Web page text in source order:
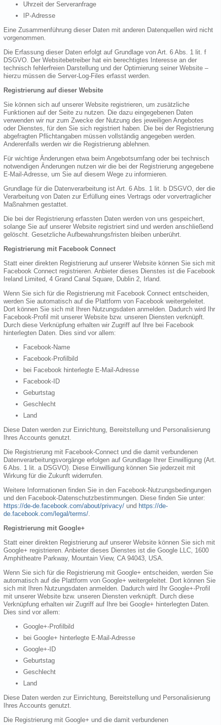
Uhrzeit der Serveranfrage
IP-Adresse
Eine Zusammenführung dieser Daten mit anderen Datenquellen wird nicht
vorgenommen.
Die Erfassung dieser Daten erfolgt auf Grundlage von Art. 6 Abs. 1 lit. f
DSGVO. Der Websitebetreiber hat ein berechtigtes Interesse an der
technisch fehlerfreien Darstellung und der Optimierung seiner Website –
hierzu müssen die Server-Log-Files erfasst werden.
Registrierung auf dieser Website
Sie können sich auf unserer Website registrieren, um zusätzliche
Funktionen auf der Seite zu nutzen. Die dazu eingegebenen Daten
verwenden wir nur zum Zwecke der Nutzung des jeweiligen Angebotes
oder Dienstes, für den Sie sich registriert haben. Die bei der Registrierung
abgefragten Pflichtangaben müssen vollständig angegeben werden.
Anderenfalls werden wir die Registrierung ablehnen.
Für wichtige Änderungen etwa beim Angebotsumfang oder bei technisch
notwendigen Änderungen nutzen wir die bei der Registrierung angegebene
E-Mail-Adresse, um Sie auf diesem Wege zu informieren.
Grundlage für die Datenverarbeitung ist Art. 6 Abs. 1 lit. b DSGVO, der die
Verarbeitung von Daten zur Erfüllung eines Vertrags oder vorvertraglicher
Maßnahmen gestattet.
Die bei der Registrierung erfassten Daten werden von uns gespeichert,
solange Sie auf unserer Website registriert sind und werden anschließend
gelöscht. Gesetzliche Aufbewahrungsfristen bleiben unberührt.
Registrierung mit Facebook Connect
Statt einer direkten Registrierung auf unserer Website können Sie sich mit
Facebook Connect registrieren. Anbieter dieses Dienstes ist die Facebook
Ireland Limited, 4 Grand Canal Square, Dublin 2, Irland.
Wenn Sie sich für die Registrierung mit Facebook Connect entscheiden,
werden Sie automatisch auf die Plattform von Facebook weitergeleitet.
Dort können Sie sich mit Ihren Nutzungsdaten anmelden. Dadurch wird Ihr
Facebook-Profil mit unserer Website bzw. unseren Diensten verknüpft.
Durch diese Verknüpfung erhalten wir Zugriff auf Ihre bei Facebook
hinterlegten Daten. Dies sind vor allem:
Facebook-Name
Facebook-Profilbild
bei Facebook hinterlegte E-Mail-Adresse
Facebook-ID
Geburtstag
Geschlecht
Land
Diese Daten werden zur Einrichtung, Bereitstellung und Personalisierung
Ihres Accounts genutzt.
Die Registrierung mit Facebook-Connect und die damit verbundenen
Datenverarbeitungsvorgänge erfolgen auf Grundlage Ihrer Einwilligung (Art.
6 Abs. 1 lit. a DSGVO). Diese Einwilligung können Sie jederzeit mit
Wirkung für die Zukunft widerrufen.
Weitere Informationen finden Sie in den Facebook-Nutzungsbedingungen
und den Facebook-Datenschutzbestimmungen. Diese finden Sie unter:
https://de-de.facebook.com/about/privacy/ und https://de-
de.facebook.com/legal/terms/.
Registrierung mit Google+
Statt einer direkten Registrierung auf unserer Website können Sie sich mit
Google+ registrieren. Anbieter dieses Dienstes ist die Google LLC, 1600
Amphitheatre Parkway, Mountain View, CA 94043, USA.
Wenn Sie sich für die Registrierung mit Google+ entscheiden, werden Sie
automatisch auf die Plattform von Google+ weitergeleitet. Dort können Sie
sich mit Ihren Nutzungsdaten anmelden. Dadurch wird Ihr Google+-Profil
mit unserer Website bzw. unseren Diensten verknüpft. Durch diese
Verknüpfung erhalten wir Zugriff auf Ihre bei Google+ hinterlegten Daten.
Dies sind vor allem:
Google+-Profilbild
bei Google+ hinterlegte E-Mail-Adresse
Google+-ID
Geburtstag
Geschlecht
Land
Diese Daten werden zur Einrichtung, Bereitstellung und Personalisierung
Ihres Accounts genutzt.
Die Registrierung mit Google+ und die damit verbundenen